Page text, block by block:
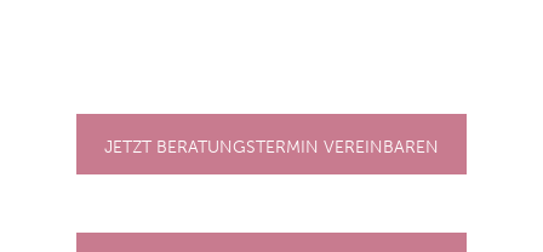
JETZT BERATUNGSTERMIN VEREINBAREN